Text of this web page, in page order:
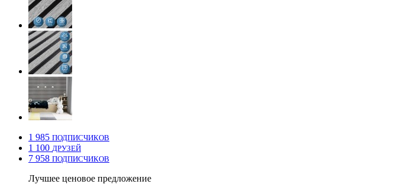
1 985 ПОДПИСЧИКОВ
1 100 ДРУЗЕЙ
7 958 ПОДПИСЧИКОВ
Лучшее ценовое предложение